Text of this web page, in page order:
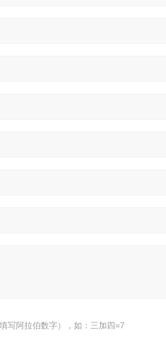
写阿拉伯数字），如：三加四=7